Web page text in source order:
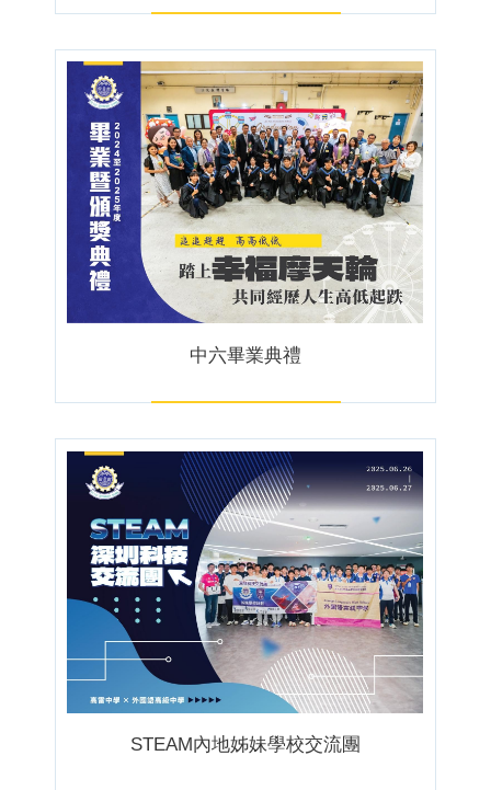
中六畢業典禮
STEAM內地姊妹學校交流團